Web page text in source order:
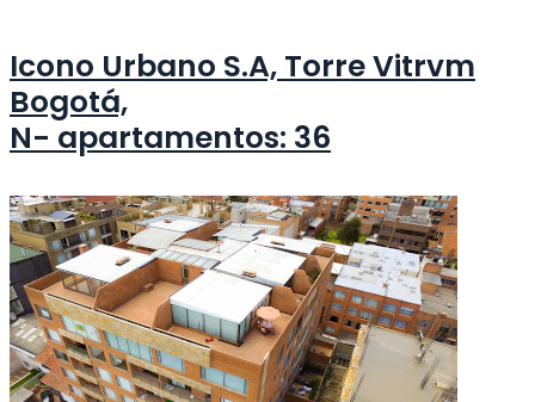
Icono Urbano S.A, Torre Vitrvm
Bogotá,
N- apartamentos: 36